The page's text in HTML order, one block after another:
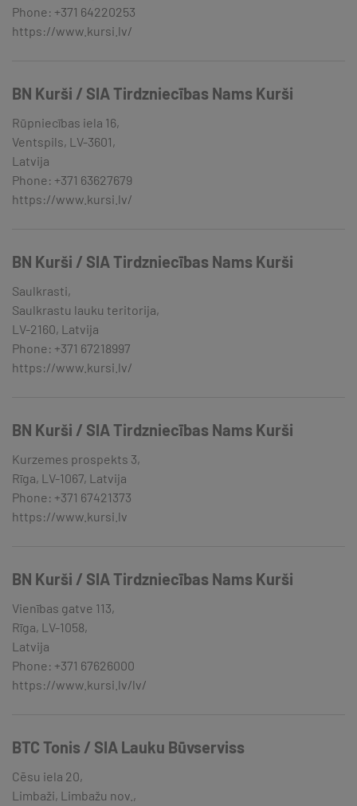
Phone: +371 64220253
https://www.kursi.lv/
BN Kurši / SIA Tirdzniecības Nams Kurši
Rūpniecības iela 16,
Ventspils, LV-3601,
Latvija
Phone: +371 63627679
https://www.kursi.lv/
BN Kurši / SIA Tirdzniecības Nams Kurši
Saulkrasti,
Saulkrastu lauku teritorija,
LV-2160, Latvija
Phone: +371 67218997
https://www.kursi.lv/
BN Kurši / SIA Tirdzniecības Nams Kurši
Kurzemes prospekts 3,
Rīga, LV-1067, Latvija
Phone: +371 67421373
https://www.kursi.lv
BN Kurši / SIA Tirdzniecības Nams Kurši
Vienības gatve 113,
Rīga, LV-1058,
Latvija
Phone: +371 67626000
https://www.kursi.lv/lv/
BTC Tonis / SIA Lauku Būvserviss
Cēsu iela 20,
Limbaži, Limbažu nov.,